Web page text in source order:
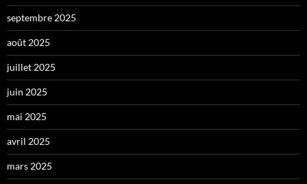
septembre 2025
août 2025
juillet 2025
juin 2025
mai 2025
avril 2025
mars 2025